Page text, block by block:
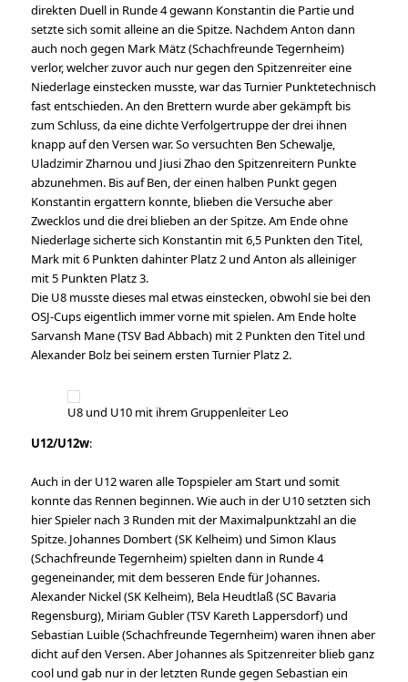
direkten Duell in Runde 4 gewann Konstantin die Partie und
setzte sich somit alleine an die Spitze. Nachdem Anton dann
auch noch gegen Mark Mätz (Schachfreunde Tegernheim)
verlor, welcher zuvor auch nur gegen den Spitzenreiter eine
Niederlage einstecken musste, war das Turnier Punktetechnisch
fast entschieden. An den Brettern wurde aber gekämpft bis
zum Schluss, da eine dichte Verfolgertruppe der drei ihnen
knapp auf den Versen war. So versuchten Ben Schewalje,
Uladzimir Zharnou und Jiusi Zhao den Spitzenreitern Punkte
abzunehmen. Bis auf Ben, der einen halben Punkt gegen
Konstantin ergattern konnte, blieben die Versuche aber
Zwecklos und die drei blieben an der Spitze. Am Ende ohne
Niederlage sicherte sich Konstantin mit 6,5 Punkten den Titel,
Mark mit 6 Punkten dahinter Platz 2 und Anton als alleiniger
mit 5 Punkten Platz 3.
Die U8 musste dieses mal etwas einstecken, obwohl sie bei den
OSJ-Cups eigentlich immer vorne mit spielen. Am Ende holte
Sarvansh Mane (TSV Bad Abbach) mit 2 Punkten den Titel und
Alexander Bolz bei seinem ersten Turnier Platz 2.
U8 und U10 mit ihrem Gruppenleiter Leo
U12/U12w:
Auch in der U12 waren alle Topspieler am Start und somit
konnte das Rennen beginnen. Wie auch in der U10 setzten sich
hier Spieler nach 3 Runden mit der Maximalpunktzahl an die
Spitze. Johannes Dombert (SK Kelheim) und Simon Klaus
(Schachfreunde Tegernheim) spielten dann in Runde 4
gegeneinander, mit dem besseren Ende für Johannes.
Alexander Nickel (SK Kelheim), Bela Heudtlaß (SC Bavaria
Regensburg), Miriam Gubler (TSV Kareth Lappersdorf) und
Sebastian Luible (Schachfreunde Tegernheim) waren ihnen aber
dicht auf den Versen. Aber Johannes als Spitzenreiter blieb ganz
cool und gab nur in der letzten Runde gegen Sebastian ein